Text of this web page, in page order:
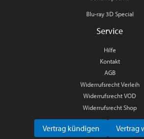
Blu-ray 3D Special
Service
Hilfe
Kontakt
AGB
Widerrufsrecht Verleih
Widerrufsrecht VOD
Widerrufsrecht Shop
Vertrag kündigen Vertrag